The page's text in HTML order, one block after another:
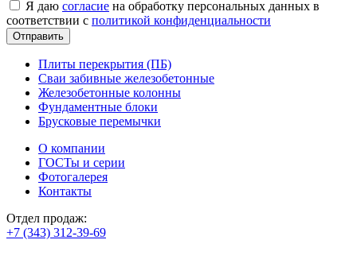
Я даю согласие на обработку персональных данных в
соответствии с политикой конфиденциальности
Плиты перекрытия (ПБ)
Сваи забивные железобетонные
Железобетонные колонны
Фундаментные блоки
Брусковые перемычки
О компании
ГОСТы и серии
Фотогалерея
Контакты
Отдел продаж:
+7 (343) 312-39-69